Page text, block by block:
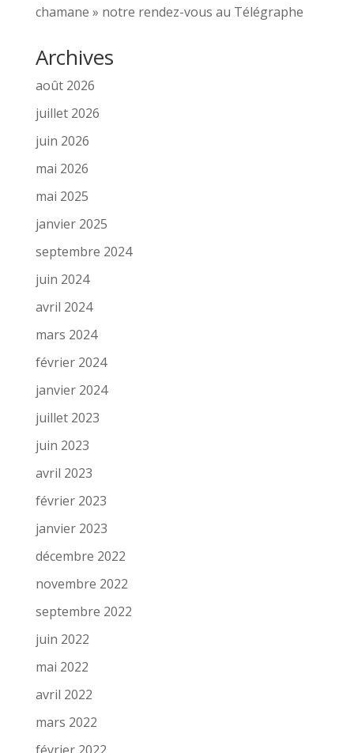
chamane » notre rendez-vous au Télégraphe
Archives
août 2026
juillet 2026
juin 2026
mai 2026
mai 2025
janvier 2025
septembre 2024
juin 2024
avril 2024
mars 2024
février 2024
janvier 2024
juillet 2023
juin 2023
avril 2023
février 2023
janvier 2023
décembre 2022
novembre 2022
septembre 2022
juin 2022
mai 2022
avril 2022
mars 2022
février 2022